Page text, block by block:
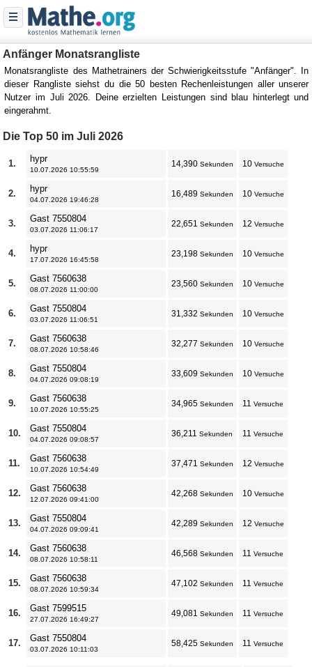
Anfänger Monatsrangliste
Monatsrangliste des Mathetrainers der Schwierigkeitsstufe "Anfänger". In
dieser Rangliste siehst du die 50 besten Rechenleistungen aller unserer
Nutzer im Juli 2026. Deine erzielten Leistungen sind blau hinterlegt und
eingerahmt.
Die Top 50 im Juli 2026
1. hypr
10.07.2026 10:55:59
14,390Sekunden 10Versuche
2. hypr
04.07.2026 19:46:28
16,489Sekunden 10Versuche
3. Gast 7550804
03.07.2026 11:06:17
22,651Sekunden 12Versuche
4. hypr
17.07.2026 16:45:58
23,198Sekunden 10Versuche
5. Gast 7560638
08.07.2026 11:00:00
23,560Sekunden 10Versuche
6. Gast 7550804
03.07.2026 11:06:51
31,332Sekunden 10Versuche
7. Gast 7560638
08.07.2026 10:58:46
32,277Sekunden 10Versuche
8. Gast 7550804
04.07.2026 09:08:19
33,609Sekunden 10Versuche
9. Gast 7560638
10.07.2026 10:55:25
34,965Sekunden 11Versuche
10. Gast 7550804
04.07.2026 09:08:57
36,211Sekunden 11Versuche
11. Gast 7560638
10.07.2026 10:54:49
37,471Sekunden 12Versuche
12. Gast 7560638
12.07.2026 09:41:00
42,268Sekunden 10Versuche
13. Gast 7550804
04.07.2026 09:09:41
42,289Sekunden 12Versuche
14. Gast 7560638
08.07.2026 10:58:11
46,568Sekunden 11Versuche
15. Gast 7560638
08.07.2026 10:59:34
47,102Sekunden 11Versuche
16. Gast 7599515
27.07.2026 16:49:27
49,081Sekunden 11Versuche
17. Gast 7550804
03.07.2026 10:11:03
58,425Sekunden 11Versuche